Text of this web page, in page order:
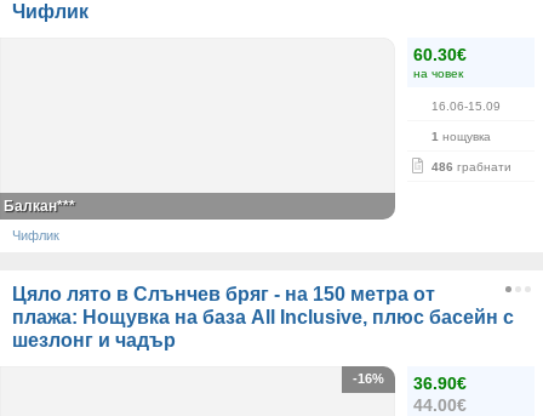
Чифлик
60.30€
на човек
16.06-15.09
1 нощувка
486 грабнати
Балкан***
Чифлик
Цяло лято в Слънчев бряг - на 150 метра от
плажа: Нощувка на база All Inclusive, плюс басейн с
шезлонг и чадър
36.90€
44.00€
-16%